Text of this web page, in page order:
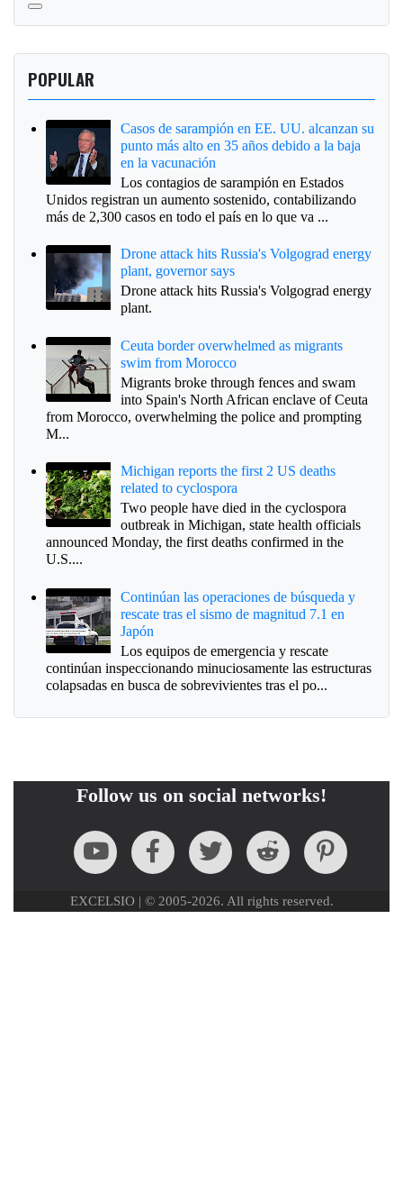
POPULAR
Casos de sarampión en EE. UU. alcanzan su
punto más alto en 35 años debido a la baja
en la vacunación
Los contagios de sarampión en Estados
Unidos registran un aumento sostenido, contabilizando
más de 2,300 casos en todo el país en lo que va ...
Drone attack hits Russia's Volgograd energy
plant, governor says
Drone attack hits Russia's Volgograd energy
plant.
Ceuta border overwhelmed as migrants
swim from Morocco
Migrants broke through fences and swam
into Spain's North African enclave of Ceuta
from Morocco, overwhelming the police and prompting
M...
Michigan reports the first 2 US deaths
related to cyclospora
Two people have died in the cyclospora
outbreak in Michigan, state health officials
announced Monday, the first deaths confirmed in the
U.S....
Continúan las operaciones de búsqueda y
rescate tras el sismo de magnitud 7.1 en
Japón
Los equipos de emergencia y rescate
continúan inspeccionando minuciosamente las estructuras
colapsadas en busca de sobrevivientes tras el po...
Follow us on social networks!
EXCELSIO | © 2005-2026. All rights reserved.